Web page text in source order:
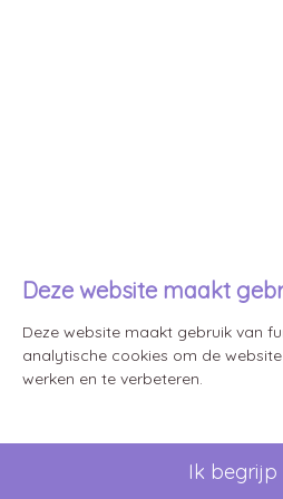
Deze website maakt
Deze website maakt gebruik van
analytische cookies om de
werken en te verbeteren.
Ik begrijp